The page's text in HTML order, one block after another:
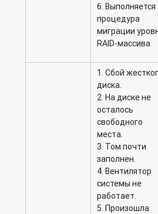
6. Выполняется
процедура
миграции
RAID-массива
1. Сбой
диска.
2. На диске не
осталось
свободного
места.
3. Том почти
заполнен.
4. Вентилятор
системы не
работает.
5. Произошла